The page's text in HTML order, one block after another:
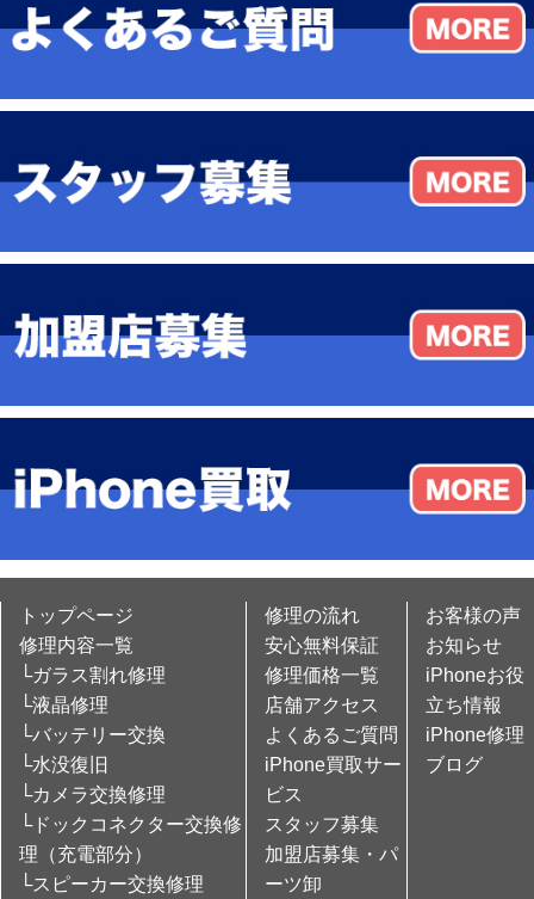
トップページ
修理内容一覧
└ガラス割れ修理
└液晶修理
└バッテリー交換
└水没復旧
└カメラ交換修理
└ドックコネクター交換修
理（充電部分）
└スピーカー交換修理
修理の流れ
安心無料保証
修理価格一覧
店舗アクセス
よくあるご質問
iPhone買取サー
ビス
スタッフ募集
加盟店募集・パ
ーツ卸
お客様の声
お知らせ
iPhoneお役
立ち情報
iPhone修理
ブログ